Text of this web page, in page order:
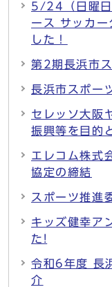
5/24（日曜日
ース サッカー
した！
第2期長浜市
長浜市スポー
セレッソ大阪
振興等を目的
エレコム株式
協定の締結
スポーツ推進
キッズ健幸ア
た!
令和6年度 長
介